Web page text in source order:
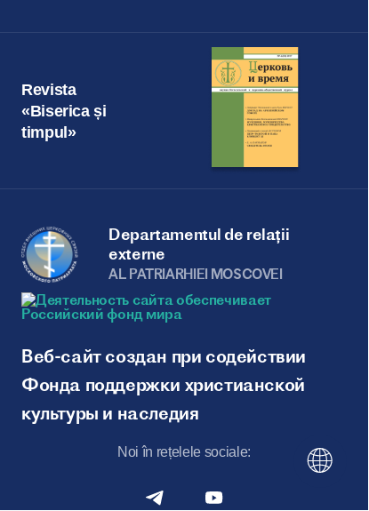
Revista
«Biserica și
timpul»
Departamentul de relații
externe
AL PATRIARHIEI MOSCOVEI
Веб-сайт создан при содействии
Фонда поддержки христианской
культуры и наследия
Noi în rețelele sociale: